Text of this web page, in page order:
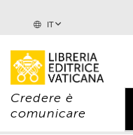
IT
Credere è
comunicare